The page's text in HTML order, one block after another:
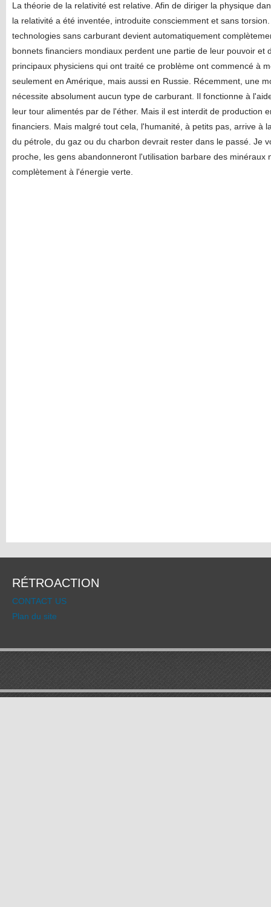
La théorie de la relativité est relative. Afin de diriger la physique
la relativité a été inventée, introduite consciemment et sans
technologies sans carburant devient automatiquement
bonnets financiers mondiaux perdent une partie de leur pouvoir et
principaux physiciens qui ont traité ce problème ont commencé à
seulement en Amérique, mais aussi en Russie. Récemment, une
nécessite absolument aucun type de carburant. Il fonctionne à
leur tour alimentés par de l'éther. Mais il est interdit de production
financiers. Mais malgré tout cela, l'humanité, à petits pas, arrive à
du pétrole, du gaz ou du charbon devrait rester dans le passé. Je
proche, les gens abandonneront l'utilisation barbare des minéraux
complètement à l'énergie verte.
RÉTROACTION
CONTACT US
Plan du site